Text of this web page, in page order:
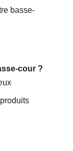
basse-
cour ?